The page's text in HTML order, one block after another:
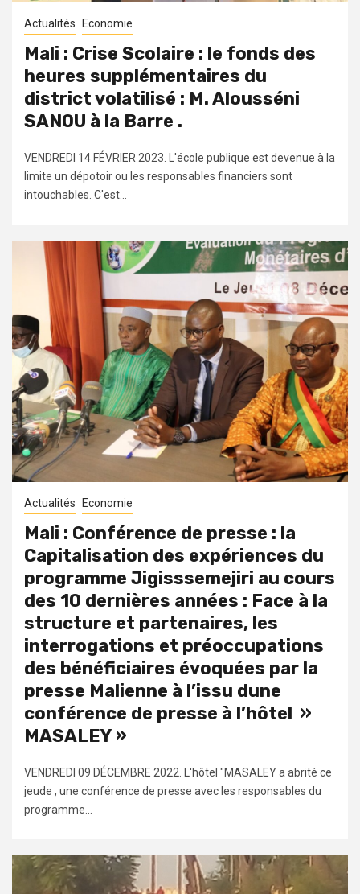
Actualités Economie
Mali : Crise Scolaire : le fonds des
heures supplémentaires du
district volatilisé : M. Alousséni
SANOU à la Barre .
VENDREDI 14 FÉVRIER 2023. L'école publique est devenue à la
limite un dépotoir ou les responsables financiers sont
intouchables. C'est...
Actualités Economie
Mali : Conférence de presse : la
Capitalisation des expériences du
programme Jigisssemejiri au cours
des 10 dernières années : Face à la
structure et partenaires, les
interrogations et préoccupations
des bénéficiaires évoquées par la
presse Malienne à l’issu dune
conférence de presse à l’hôtel »
MASALEY »
VENDREDI 09 DÉCEMBRE 2022. L'hôtel "MASALEY a abrité ce
jeude , une conférence de presse avec les responsables du
programme...